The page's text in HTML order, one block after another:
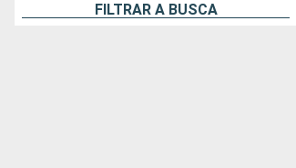
FILTRAR A BUSCA